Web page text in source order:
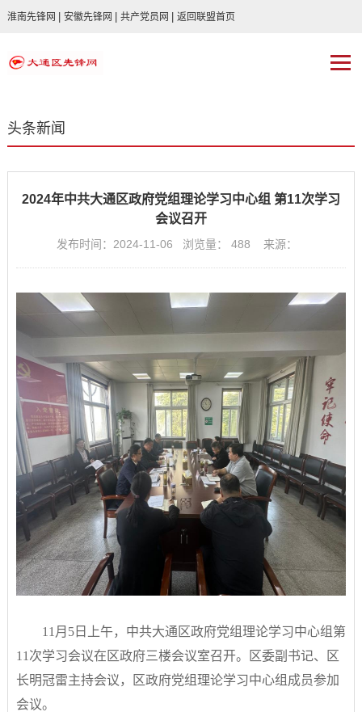
淮南先锋网 安徽先锋网 共产党员网 返回联盟首页
头条新闻
2024年中共大通区政府党组理论学习中心组 第11次学习
会议召开
发布时间：2024-11-06 浏览量： 488 来源：
11月5日上午，中共大通区政府党组理论学习中心组第
11次学习会议在区政府三楼会议室召开。区委副书记、区
长明冠雷主持会议，区政府党组理论学习中心组成员参加
会议。